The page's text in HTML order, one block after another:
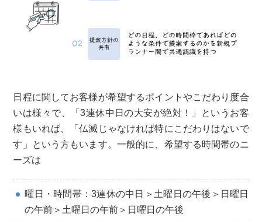
日程に関してお客様が希望するポイントやこだわり度合
いは様々で、「3連休中日の大安が絶対！」というお客
様もいれば、「仏滅じゃなければ特にこだわりはないで
す」という方もいます。一般的に、希望する時間帯のニ
ーズは
曜日・時間帯：3連休の中日＞土曜日の午後＞日曜日
の午前＞土曜日の午前＞日曜日の午後